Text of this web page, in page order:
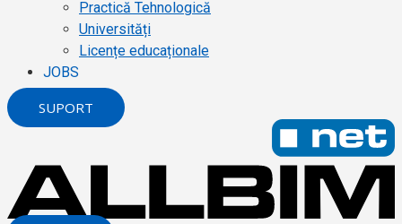
Practică Tehnologică
Universități
Licențe educaționale
JOBS
SUPORT